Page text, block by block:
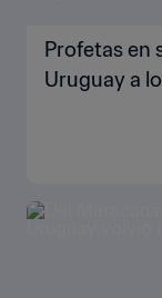
Profetas en
Uruguay a